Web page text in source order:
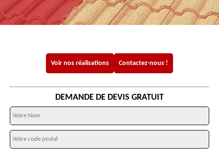
Voir nos réalisations Contactez-nous !
DEMANDE DE DEVIS GRATUIT